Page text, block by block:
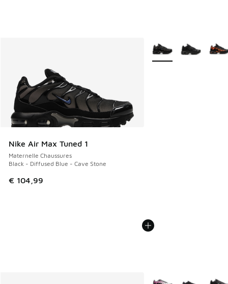
Nike Air Max Tuned 1
Maternelle Chaussures
Black - Diffused Blue - Cave Stone
€ 104,99
Plus de couleurs
Plus de couleurs